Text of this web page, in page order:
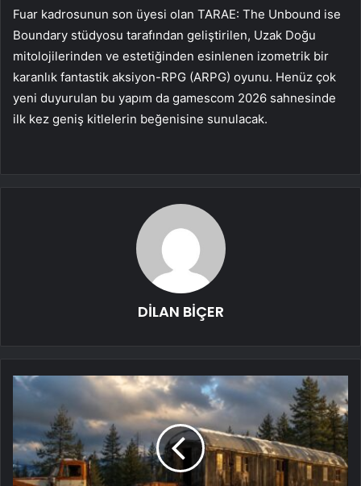
Fuar kadrosunun son üyesi olan TARAE: The Unbound ise
Boundary stüdyosu tarafından geliştirilen, Uzak Doğu
mitolojilerinden ve estetiğinden esinlenen izometrik bir
karanlık fantastik aksiyon-RPG (ARPG) oyunu. Henüz çok
yeni duyurulan bu yapım da gamescom 2026 sahnesinde
ilk kez geniş kitlelerin beğenisine sunulacak.
DİLAN BİÇER